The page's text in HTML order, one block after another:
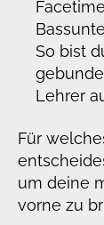
So bist
Lehrer
Für
um deine
vorne zu